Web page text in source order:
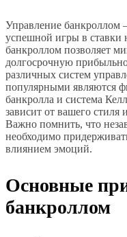
Управление банкроллом
успешной игры в ставки
банкроллом позволяет
долгосрочную
различных систем
популярными являются
банкролла и система
зависит от вашего стиля
Важно помнить, что
необходимо
влиянием эмоций.
Основные
банкроллом